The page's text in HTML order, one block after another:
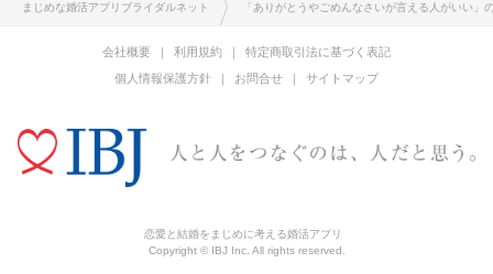
まじめな婚活アプリブライダルネット 「ありがとうやごめんなさいが言える人がいい」
会社概要 利用規約
特定商取引法に基づく表記
個人情報保護方針
お問合せ サイトマップ
恋愛と結婚をまじめに考える婚活アプリ
Copyright © IBJ Inc. All rights reserved.